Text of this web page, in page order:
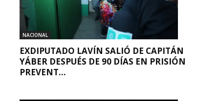
NACIONAL
EXDIPUTADO LAVÍN SALIÓ DE CAPITÁN
YÁBER DESPUÉS DE 90 DÍAS EN PRISIÓN
PREVENT...